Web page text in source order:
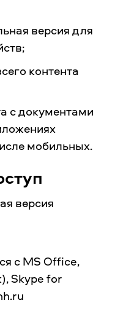
версия для
контента
с документами
мобильных.
версия
с MS Office,
Skype for